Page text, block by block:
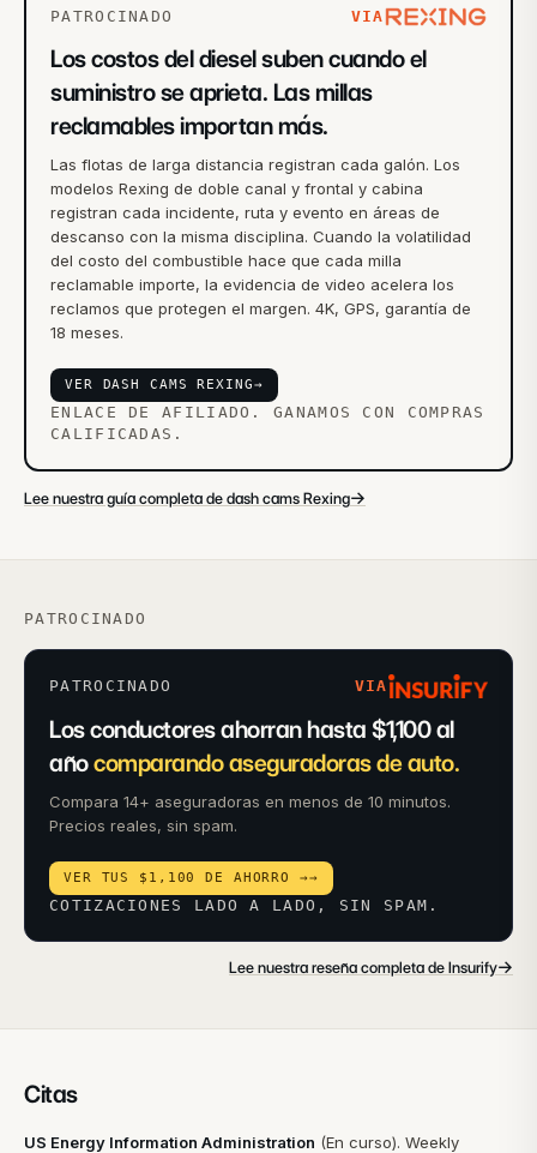
PATROCINADO VIA
Los costos del diesel suben cuando el
suministro se aprieta. Las millas
reclamables importan más.
Las flotas de larga distancia registran cada galón. Los
modelos Rexing de doble canal y frontal y cabina
registran cada incidente, ruta y evento en áreas de
descanso con la misma disciplina. Cuando la volatilidad
del costo del combustible hace que cada milla
reclamable importe, la evidencia de video acelera los
reclamos que protegen el margen. 4K, GPS, garantía de
18 meses.
VER DASH CAMS REXING→
ENLACE DE AFILIADO. GANAMOS CON COMPRAS
CALIFICADAS.
Lee nuestra guía completa de dash cams Rexing→
PATROCINADO
PATROCINADO VIA
Los conductores ahorran hasta $1,100 al
añocomparando aseguradoras de auto.
Compara 14+ aseguradoras en menos de 10 minutos.
Precios reales, sin spam.
VER TUS $1,100 DE AHORRO →→
COTIZACIONES LADO A LADO, SIN SPAM.
Lee nuestra reseña completa de Insurify→
Citas
US Energy Information Administration (En curso). Weekly